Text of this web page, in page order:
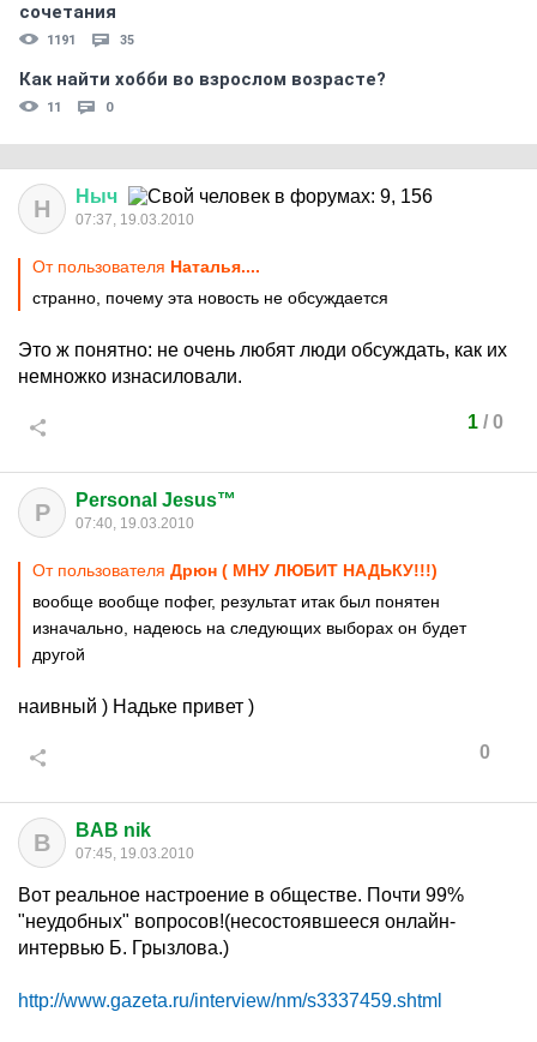
сочетания
1191 35
Как найти хобби во взрослом возрасте?
11 0
Н Ныч
07:37, 19.03.2010
От пользователя Наталья....
странно, почему эта новость не обсуждается
Это ж понятно: не очень любят люди обсуждать, как их
немножко изнасиловали.
1/ 0
P Personal Jesus™
07:40, 19.03.2010
От пользователя Дрюн ( МНУ ЛЮБИТ НАДЬКУ!!!)
вообще вообще пофег, результат итак был понятен
изначально, надеюсь на следующих выборах он будет
другой
наивный ) Надьке привет )
0
B BAB nik
07:45, 19.03.2010
Вот реальное настроение в обществе. Почти 99%
"неудобных" вопросов!(несостоявшееся онлайн-
интервью Б. Грызлова.)
http://www.gazeta.ru/interview/nm/s3337459.shtml